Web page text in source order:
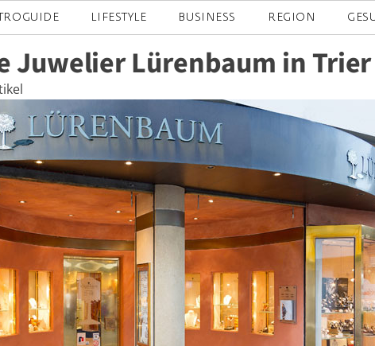
LIFESTYLE BUSINESS REGION
Juwelier Lürenbaum in Trier